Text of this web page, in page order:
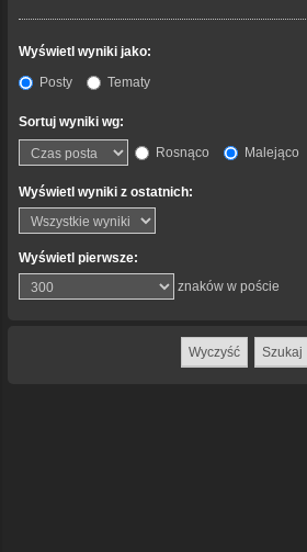
Wyświetl wyniki jako:
Posty
Tematy
Sortuj wyniki wg:
Rosnąco
Malejąco
Wyświetl wyniki z ostatnich:
Wyświetl pierwsze:
znaków w poście